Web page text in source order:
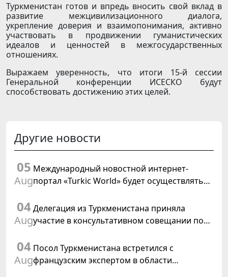
Туркменистан готов и впредь вносить свой вклад в
развитие межцивилизационного диалога,
укрепление доверия и взаимопонимания, активно
участвовать в продвижении гуманистических
идеалов и ценностей в межгосударственных
отношениях.
Выражаем уверенность, что итоги 15-й сессии
Генеральной конференции ИСЕСКО будут
способствовать достижению этих целей.
Другие новости
05
Aug
Международный новостной интернет-
портал «Turkic World» будет осуществлять
заседания Халк Маслахаты Туркменистана
04
Aug
Делегация из Туркменистана приняла
участие в консультативном совещании по
04
Aug
Посол Туркменистана встретился с
французским экспертом в области